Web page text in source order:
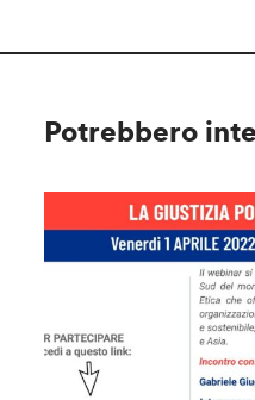
Potrebbero